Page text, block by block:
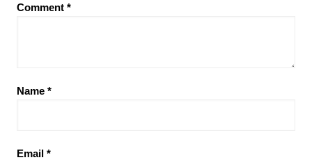
Comment *
Name *
Email *